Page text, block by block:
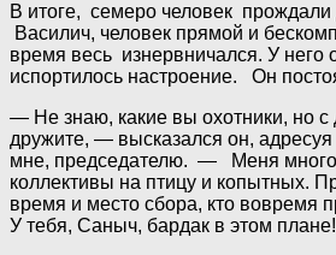
В итоге, семеро человек прождали
Василич, человек прямой и
время весь изнервничался. У него
испортилось настроение. Он
— Не знаю, какие вы охотники, но
дружите, — высказался он,
мне, председателю. — Меня много
коллективы на птицу и копытных.
время и место сбора, кто вовремя
У тебя, Саныч, бардак в этом плане!